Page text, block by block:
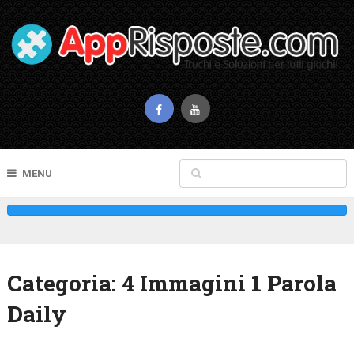
MENU
Categoria: 4 Immagini 1 Parola
Daily